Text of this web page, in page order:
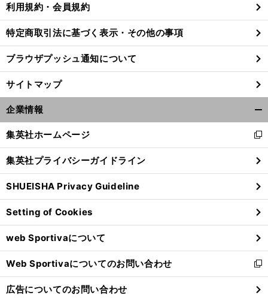
。
前
利用規約・会員規約
特定商取引法に基づく表示・その他の事項
ブラウザプッシュ通知について
サイトマップ
企業情報
閉
る
集英社ホームページ
新
し
い
ウ
ィ
ン
ド
ウ
で
開
く
集英社プライバシーガイドライン
SHUEISHA Privacy Guideline
Setting of Cookies
web Sportivaについて
Web Sportivaについてのお問い合わせ
新
し
い
広告についてのお問い合わせ